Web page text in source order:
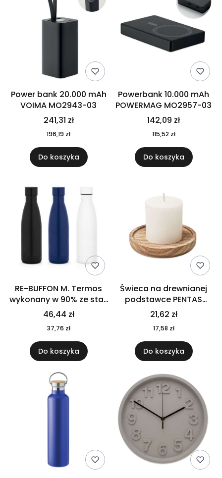
Power bank 20.000 mAh
VOIMA MO2943-03
241,31 zł
196,19 zł
Do koszyka
Powerbank 10.000 mAh
POWERMAG MO2957-03
142,09 zł
115,52 zł
Do koszyka
RE-BUFFON M. Termos
wykonany w 90% ze stali
nierdzewnej
pochodzącej z
recyklingu 520 ml 94294
46,44 zł
37,76 zł
Do koszyka
Świeca na drewnianej
podstawce PENTAS
MO6282-40
21,62 zł
17,58 zł
Do koszyka